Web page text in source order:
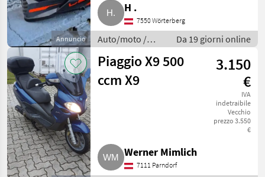
Annuncio
H .
7550 Wörterberg
Auto/moto /
Motociclette
Da 19 giorni online
Piaggio X9 500
ccm X9
3.150
€
IVA
indetraibile
Vecchio
prezzo 3.550
€
Werner Mimlich
7111 Parndorf